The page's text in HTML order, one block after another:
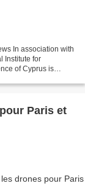
In association with
Institute for
of Cyprus is
Paris et